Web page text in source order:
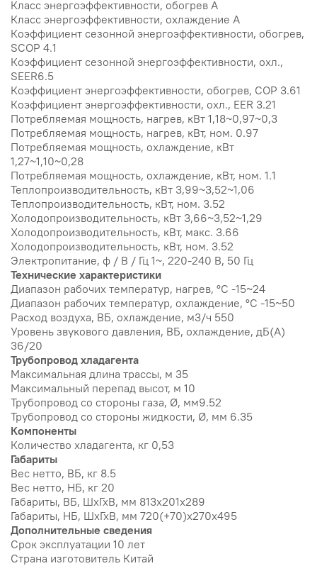
Класс энергоэффективности, обогрев A
Класс энергоэффективности, охлаждение A
Коэффициент сезонной энергоэффективности, обогрев,
SCOP 4.1
Коэффициент сезонной энергоэффективности, охл.,
SEER6.5
Коэффициент энергоэффективности, обогрев, COP 3.61
Коэффициент энергоэффективности, охл., EER 3.21
Потребляемая мощность, нагрев, кВт 1,18~0,97~0,3
Потребляемая мощность, нагрев, кВт, ном. 0.97
Потребляемая мощность, охлаждение, кВт
1,27~1,10~0,28
Потребляемая мощность, охлаждение, кВт, ном. 1.1
Теплопроизводительность, кВт 3,99~3,52~1,06
Теплопроизводительность, кВт, ном. 3.52
Холодопроизводительность, кВт 3,66~3,52~1,29
Холодопроизводительность, кВт, макс. 3.66
Холодопроизводительность, кВт, ном. 3.52
Электропитание, ф / В / Гц 1~, 220-240 В, 50 Гц
Технические характеристики
Диапазон рабочих температур, нагрев, °C -15~24
Диапазон рабочих температур, охлаждение, °C -15~50
Расход воздуха, ВБ, охлаждение, м3/ч 550
Уровень звукового давления, ВБ, охлаждение, дБ(А)
36/20
Трубопровод хладагента
Максимальная длина трассы, м 35
Максимальный перепад высот, м 10
Трубопровод со стороны газа, Ø, мм9.52
Трубопровод со стороны жидкости, Ø, мм 6.35
Компоненты
Количество хладагента, кг 0,53
Габариты
Вес нетто, ВБ, кг 8.5
Вес нетто, НБ, кг 20
Габариты, ВБ, ШхГхВ, мм 813х201х289
Габариты, НБ, ШхГхВ, мм 720(+70)х270х495
Дополнительные сведения
Срок эксплуатации 10 лет
Страна изготовитель Китай